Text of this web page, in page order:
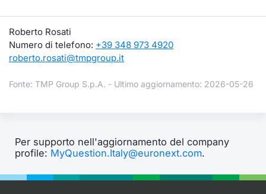
Roberto Rosati
Numero di telefono: +39 348 973 4920
roberto.rosati@tmpgroup.it
Fonte: TMP Group S.p.A. - Ultimo aggiornamento: 2026-05-26
Per supporto nell'aggiornamento del company
profile: MyQuestion.Italy@euronext.com.